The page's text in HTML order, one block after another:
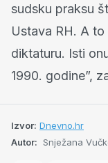
sudsku praksu
Ustava RH. A
diktaturu. Isti
1990. godine”,
Izvor: Dnevno.hr
Autor: Snježana